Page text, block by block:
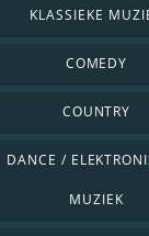
KLASSIEKE
COMEDY
COUNTRY
DANCE /
MUZIEK